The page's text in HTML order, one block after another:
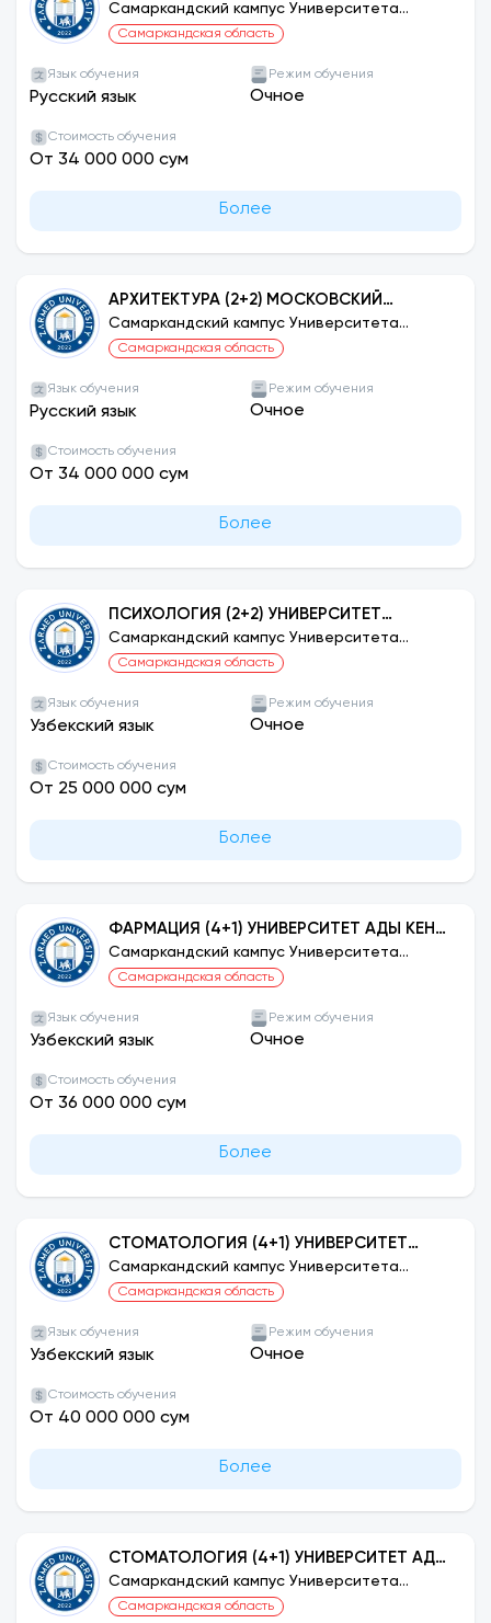
МОСКОВСКИЙ ГОСУДАРСТВЕННЫЙ
СТРОИТЕЛЬНЫЙ УНИВЕРСИТЕТ
Самаркандский кампус Университета
ЗАРМЕД
Самаркандская область
Язык обучения
Русский язык
Режим обучения
Очное
Стоимость обучения
От 34 000 000 сум
Более
АРХИТЕКТУРА (2+2) МОСКОВСКИЙ
ГОСУДАРСТВЕННЫЙ СТРОИТЕЛЬНЫЙ
УНИВЕРСИТЕТ
Самаркандский кампус Университета
ЗАРМЕД
Самаркандская область
Язык обучения
Русский язык
Режим обучения
Очное
Стоимость обучения
От 34 000 000 сум
Более
ПСИХОЛОГИЯ (2+2) УНИВЕРСИТЕТ
ЗДОРОВЬЯ И ТЕХНОЛОГИЙ ХОДЖАЕЛИ,
ТУРЦИЯ
Самаркандский кампус Университета
ЗАРМЕД
Самаркандская область
Язык обучения
Узбекский язык
Режим обучения
Очное
Стоимость обучения
От 25 000 000 сум
Более
ФАРМАЦИЯ (4+1) УНИВЕРСИТЕТ АДЫ КЕНТ,
ТУРЦИЯ
Самаркандский кампус Университета
ЗАРМЕД
Самаркандская область
Язык обучения
Узбекский язык
Режим обучения
Очное
Стоимость обучения
От 36 000 000 сум
Более
СТОМАТОЛОГИЯ (4+1) УНИВЕРСИТЕТ
ЗДОРОВЬЯ И ТЕХНОЛОГИЙ ХОДЖАЕЛИ,
ТУРЦИЯ
Самаркандский кампус Университета
ЗАРМЕД
Самаркандская область
Язык обучения
Узбекский язык
Режим обучения
Очное
Стоимость обучения
От 40 000 000 сум
Более
СТОМАТОЛОГИЯ (4+1) УНИВЕРСИТЕТ АДЫ
КЕНТ, ТУРЦИЯ
Самаркандский кампус Университета
ЗАРМЕД
Самаркандская область